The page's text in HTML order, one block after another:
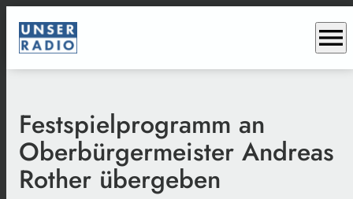
menu
Festspielprogramm an
Oberbürgermeister Andreas
Rother übergeben